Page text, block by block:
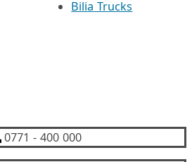
Bilia Trucks
0771 - 400 000